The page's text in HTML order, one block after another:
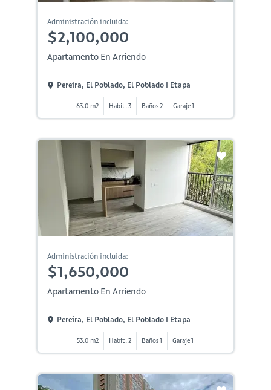
Administración incluida:
$2,100,000
Apartamento En Arriendo
Pereira, El Poblado, El Poblado I Etapa
63.0 m2 Habit. 3 Baños 2 Garaje 1
Administración incluida:
$1,650,000
Apartamento En Arriendo
Pereira, El Poblado, El Poblado I Etapa
53.0 m2 Habit. 2 Baños 1 Garaje 1